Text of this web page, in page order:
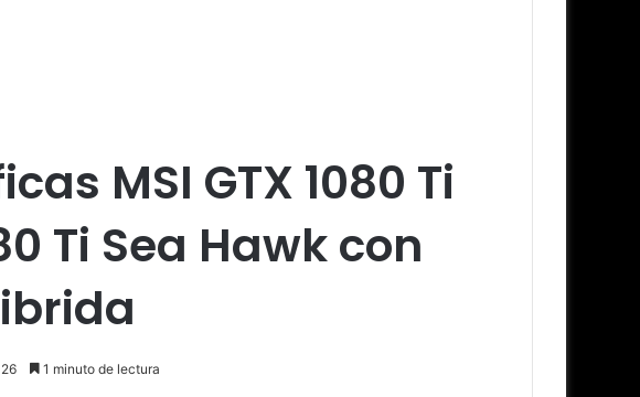
MSI GTX 1080 Ti
Ti Sea Hawk con
1 minuto de lectura